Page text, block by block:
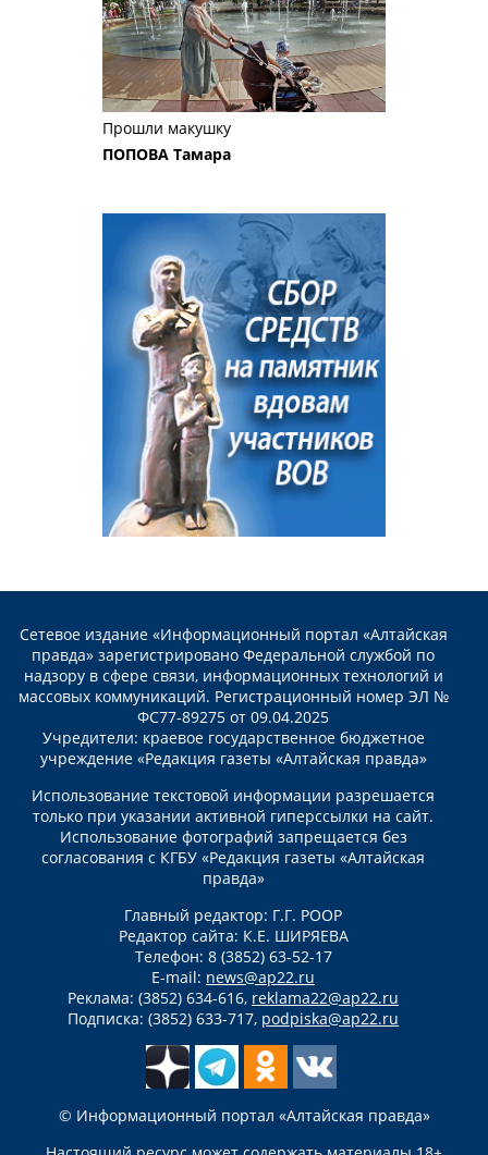
Прошли макушку
ПОПОВА Тамара
Сетевое издание «Информационный портал «Алтайская
правда» зарегистрировано Федеральной службой по
надзору в сфере связи, информационных технологий и
массовых коммуникаций. Регистрационный номер ЭЛ №
ФС77-89275 от 09.04.2025
Учредители: краевое государственное бюджетное
учреждение «Редакция газеты «Алтайская правда»
Использование текстовой информации разрешается
только при указании активной гиперссылки на сайт.
Использование фотографий запрещается без
согласования с КГБУ «Редакция газеты «Алтайская
правда»
Главный редактор: Г.Г. РООР
Редактор сайта: К.Е. ШИРЯЕВА
Телефон: 8 (3852) 63-52-17
E-mail: news@ap22.ru
Реклама: (3852) 634-616, reklama22@ap22.ru
Подписка: (3852) 633-717, podpiska@ap22.ru
© Информационный портал «Алтайская правда»